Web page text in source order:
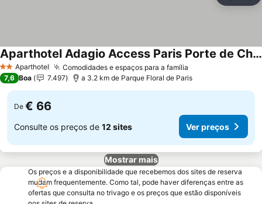
2 EstrelasAparthotel Comodidades e espaços para a família
Aparthotel Adagio Access Paris Porte de Charenton
7,6 Boa 7.497 a 3.2 km de Parque Floral de Paris
De € 66
Consulte os preços de 12 sites Ver preços
Mostrar mais
Os preços e a disponibilidade que recebemos dos sites de reserva
mudam frequentemente. Como tal, pode haver diferenças entre as
ofertas que consulta no trivago e os preços que estão disponíveis